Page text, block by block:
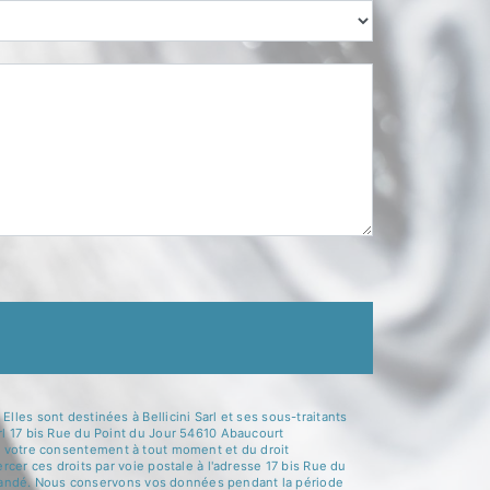
sont destinées à Bellicini Sarl et ses sous-traitants
bis Rue du Point du Jour 54610 Abaucourt
votre consentement à tout moment et du droit
ces droits par voie postale à l'adresse 17 bis Rue du
Nous conservons vos données pendant la période